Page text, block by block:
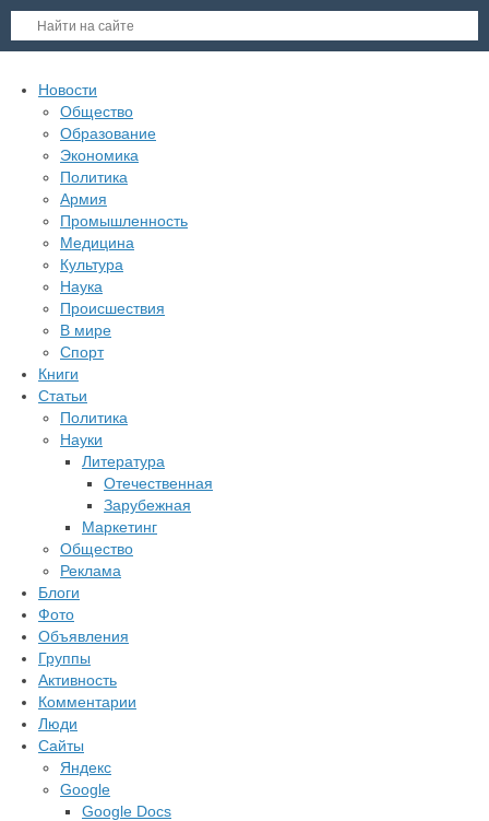
Новости
Общество
Образование
Экономика
Политика
Армия
Промышленность
Медицина
Культура
Наука
Происшествия
В мире
Спорт
Книги
Статьи
Политика
Науки
Литература
Отечественная
Зарубежная
Маркетинг
Общество
Реклама
Блоги
Фото
Объявления
Группы
Активность
Комментарии
Люди
Сайты
Яндекс
Google
Google Docs